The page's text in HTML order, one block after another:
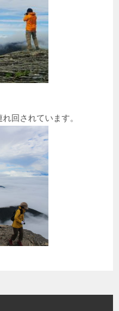
回されています。